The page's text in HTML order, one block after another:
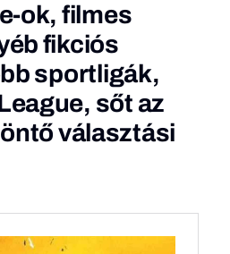
ok, filmes
fikciós
sportligák,
sőt az
választási